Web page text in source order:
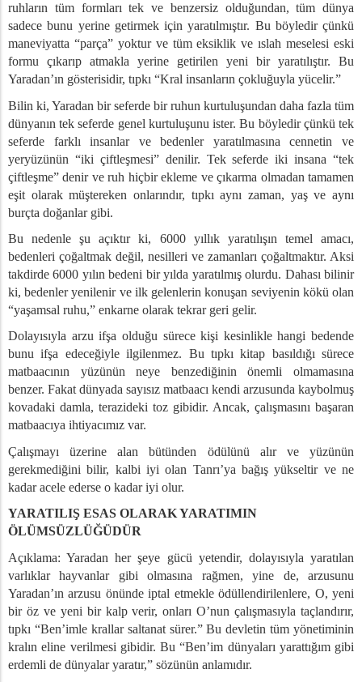
ruhların tüm formları tek ve benzersiz olduğundan, tüm dünya
sadece bunu yerine getirmek için yaratılmıştır. Bu böyledir çünkü
maneviyatta “parça” yoktur ve tüm eksiklik ve ıslah meselesi eski
formu çıkarıp atmakla yerine getirilen yeni bir yaratılıştır. Bu
Yaradan’ın gösterisidir, tıpkı “Kral insanların çokluğuyla yücelir.”
Bilin ki, Yaradan bir seferde bir ruhun kurtuluşundan daha fazla tüm
dünyanın tek seferde genel kurtuluşunu ister. Bu böyledir çünkü tek
seferde farklı insanlar ve bedenler yaratılmasına cennetin ve
yeryüzünün “iki çiftleşmesi” denilir. Tek seferde iki insana “tek
çiftleşme” denir ve ruh hiçbir ekleme ve çıkarma olmadan tamamen
eşit olarak müştereken onlarındır, tıpkı aynı zaman, yaş ve aynı
burçta doğanlar gibi.
Bu nedenle şu açıktır ki, 6000 yıllık yaratılışın temel amacı,
bedenleri çoğaltmak değil, nesilleri ve zamanları çoğaltmaktır. Aksi
takdirde 6000 yılın bedeni bir yılda yaratılmış olurdu. Dahası bilinir
ki, bedenler yenilenir ve ilk gelenlerin konuşan seviyenin kökü olan
“yaşamsal ruhu,” enkarne olarak tekrar geri gelir.
Dolayısıyla arzu ifşa olduğu sürece kişi kesinlikle hangi bedende
bunu ifşa edeceğiyle ilgilenmez. Bu tıpkı kitap basıldığı sürece
matbaacının yüzünün neye benzediğinin önemli olmamasına
benzer. Fakat dünyada sayısız matbaacı kendi arzusunda kaybolmuş
kovadaki damla, terazideki toz gibidir. Ancak, çalışmasını başaran
matbaacıya ihtiyacımız var.
Çalışmayı üzerine alan bütünden ödülünü alır ve yüzünün
gerekmediğini bilir, kalbi iyi olan Tanrı’ya bağış yükseltir ve ne
kadar acele ederse o kadar iyi olur.
YARATILIŞ ESAS OLARAK YARATIMIN
ÖLÜMSÜZLÜĞÜDÜR
Açıklama: Yaradan her şeye gücü yetendir, dolayısıyla yaratılan
varlıklar hayvanlar gibi olmasına rağmen, yine de, arzusunu
Yaradan’ın arzusu önünde iptal etmekle ödüllendirilenlere, O, yeni
bir öz ve yeni bir kalp verir, onları O’nun çalışmasıyla taçlandırır,
tıpkı “Ben’imle krallar saltanat sürer.” Bu devletin tüm yönetiminin
kralın eline verilmesi gibidir. Bu “Ben’im dünyaları yarattığım gibi
erdemli de dünyalar yaratır,” sözünün anlamıdır.